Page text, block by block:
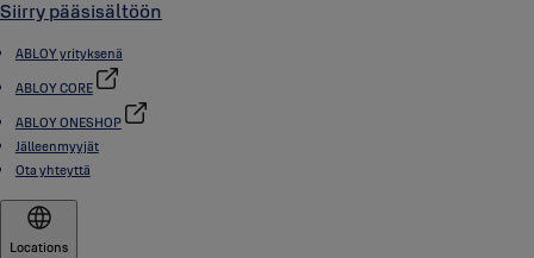
Siirry pääsisältöön
ABLOY yrityksenä
ABLOY CORE
ABLOY ONESHOP
Jälleenmyyjät
Ota yhteyttä
Locations